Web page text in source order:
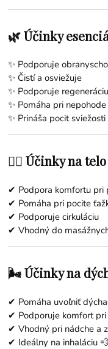
🌿 Účinky
✨ Podporuje
✨ Čistí a osviežuje
✨ Podporuje regeneráciu
✨ Pomáha pri
✨ Prináša pocit sviežosti
💆‍♀️ Účinky na telo
✔ Podpora komfortu pri
✔ Pomáha pri pocite
✔ Podporuje cirkuláciu
✔ Vhodný do
🌬️ Účinky na
✔ Pomáha uvoľniť
✔ Podporuje komfort
✔ Vhodný pri nádche a
✔ Ideálny na inhaláciu 💨